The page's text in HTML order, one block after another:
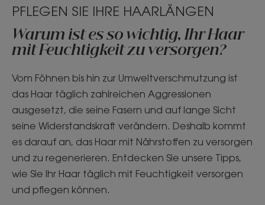
PFLEGEN SIE IHRE HAARLÄNGEN
Warum ist es so wichtig, Ihr Haar
mit Feuchtigkeit zu versorgen?
Vom Föhnen bis hin zur Umweltverschmutzung ist
das Haar täglich zahlreichen Aggressionen
ausgesetzt, die seine Fasern und auf lange Sicht
seine Widerstandskraft verändern. Deshalb kommt
es darauf an, das Haar mit Nährstoffen zu versorgen
und zu regenerieren. Entdecken Sie unsere Tipps,
wie Sie Ihr Haar täglich mit Feuchtigkeit versorgen
und pflegen können.